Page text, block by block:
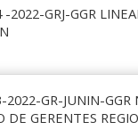
-2022-GRJ-GGR
2022-GR-JUNIN-
DE GERENTES